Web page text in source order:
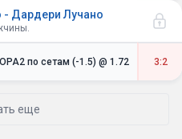
- Дардери Лучано
по сетам (-1.5) @ 1.72 3:2
еще